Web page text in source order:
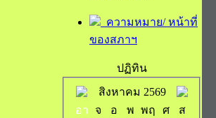
ความหมาย/ หน้าที่
ของสภาฯ
ปฏิทิน
สิงหาคม 2569
อา
จ อ พ พฤ ศ
ส